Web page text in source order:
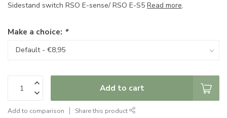
Sidestand switch RSO E-sense/ RSO E-S5 Read more.
Make a choice: *
Add to cart
Add to comparison Share this product